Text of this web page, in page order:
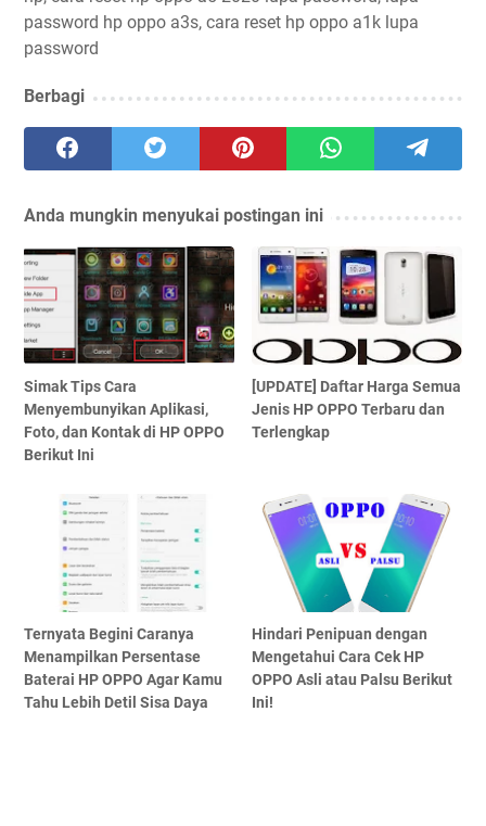
password hp oppo a3s, cara reset hp oppo a1k lupa
password
Berbagi
Anda mungkin menyukai postingan ini
Simak Tips Cara
Menyembunyikan Aplikasi,
Foto, dan Kontak di HP OPPO
Berikut Ini
[UPDATE] Daftar Harga Semua
Jenis HP OPPO Terbaru dan
Terlengkap
Ternyata Begini Caranya
Menampilkan Persentase
Baterai HP OPPO Agar Kamu
Tahu Lebih Detil Sisa Daya
Hindari Penipuan dengan
Mengetahui Cara Cek HP
OPPO Asli atau Palsu Berikut
Ini!